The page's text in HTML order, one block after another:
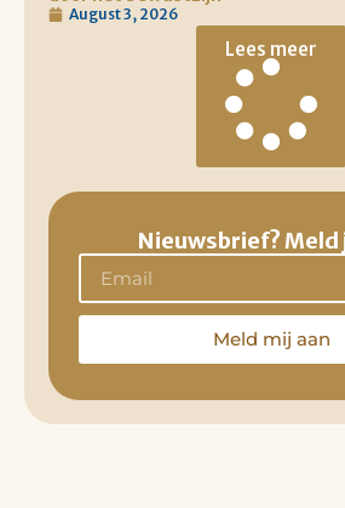
August 3, 2026
Lees meer
Nieuwsbrief? Meld
Meld mij aan